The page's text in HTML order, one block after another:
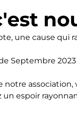
une cause qui
Septembre
notre
un espoir